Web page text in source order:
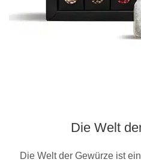
Die Welt
Die Welt der Gewürze ist